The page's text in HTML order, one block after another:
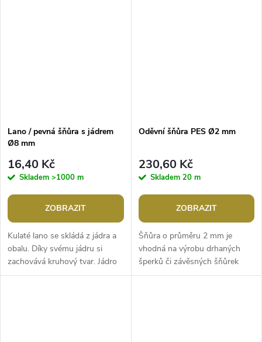
Lano / pevná šňůra s jádrem
Ø8 mm
16,40 Kč
Skladem >1000 m
ZOBRAZIT
Kulaté lano se skládá z jádra a
obalu. Díky svému jádru si
zachovává kruhový tvar. Jádro
obsahuje 5 spletených dutinek,
Oděvní šňůra PES Ø2 mm
230,60 Kč
Skladem 20 m
ZOBRAZIT
Šňůra o průměru 2 mm je
vhodná na výrobu drhaných
šperků či závěsných šňůrek
např. na mobil. Lze ji využít také